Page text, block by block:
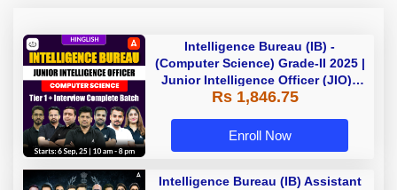
Intelligence Bureau (IB) -
(Computer Science) Grade-II 2025 |
Junior Intelligence Officer (JIO) |
Live Classes + Test Series |
Adda 247
Rs 1,846.75
Enroll Now
Intelligence Bureau (IB) Assistant